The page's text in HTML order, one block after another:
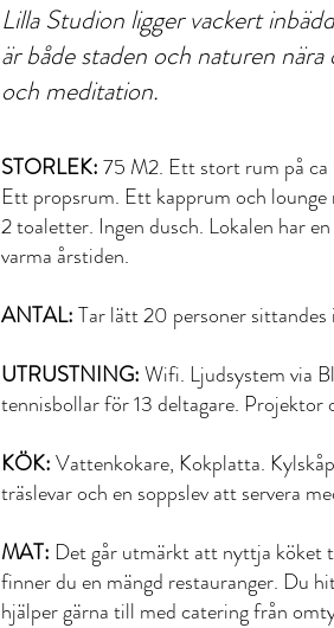
Lilla Studion ligger vackert
är både staden och naturen
och meditation.
STORLEK:75 M2. Ett stort rum på
Ett propsrum. Ett kapprum och
2 toaletter. Ingen dusch. Lokalen har
varma årstiden.
ANTAL:Tar lätt 20 personer
UTRUSTNING:Wifi. Ljudsystem via
tennisbollar för 13 deltagare. Projektor
KÖK:Vattenkokare, Kokplatta.
träslevar och en soppslev att servera
MAT: Det går utmärkt att nyttja köket
finner du en mängd restauranger. Du
hjälper gärna till med catering från